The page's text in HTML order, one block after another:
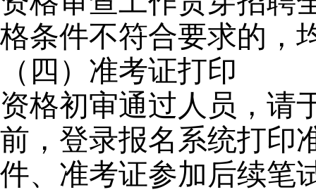
格条件不符合要求的，
（四）准考证打印
资格初审通过人员，请
前，登录报名系统打印
件、准考证参加后续笔